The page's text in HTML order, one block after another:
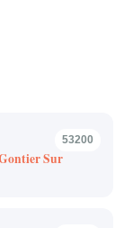
53200
Sur